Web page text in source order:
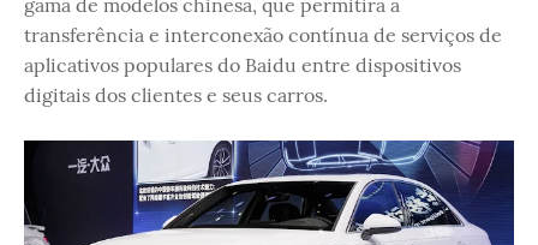
gama de modelos chinesa, que permitirá a
transferência e interconexão contínua de serviços de
aplicativos populares do Baidu entre dispositivos
digitais dos clientes e seus carros.